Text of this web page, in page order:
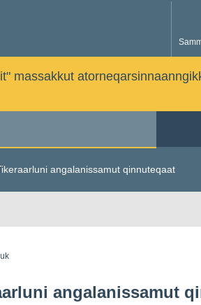
massakkut
angalanissamut qinnuteqaat
angalanissamut